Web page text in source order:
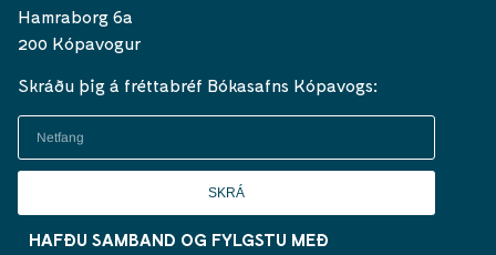
Hamraborg 6a
200 Kópavogur
Skráðu þig á fréttabréf Bókasafns Kópavogs:
SKRÁ
HAFÐU SAMBAND OG FYLGSTU MEÐ